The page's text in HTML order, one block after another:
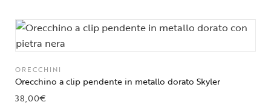
ORECCHINI
Orecchino a clip pendente in metallo dorato Skyler
38,00€